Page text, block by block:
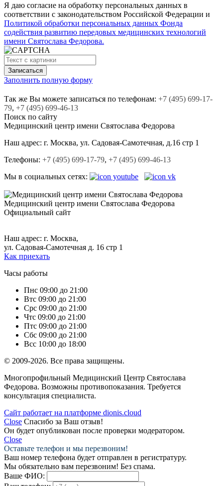
Я даю согласие на обработку персональных данных в
соответствии с законодательством Российской Федерации и
Политикой обработки персональных данных Фонда
содействия развитию передовых медицинских технологий
имени Святослава Федорова.
Заполнить полную форму
Так же Вы можете записаться по телефонам: +7 (495) 699-17-
79, +7 (495) 699-46-13
Поиск по сайту
Медицинский центр имени Святослава Федорова
Наш адрес: г. Москва, ул. Садовая-Cамотечная, д.16 стр 1
Телефоны: +7 (495) 699-17-79, +7 (495) 699-46-13
Мы в социальных сетях:
Медицинский центр имени Святослава Федорова
Официальный сайт
Наш адрес: г. Москва,
ул. Садовая-Самотечная д. 16 стр 1
Как приехать
Часы работы
Пнс 09:00 до 21:00
Втс 09:00 до 21:00
Срс 09:00 до 21:00
Чтс 09:00 до 21:00
Птс 09:00 до 21:00
Сбс 09:00 до 21:00
Всс 10:00 до 18:00
© 2009-2026. Все права защищены.
Многопрофильный Медицинский Центр Святослава
Федорова. Возможны противопоказания. Требуется
консультация специалиста.
Сайт работает на платформе dionis.cloud
Close Спасибо за Ваш отзыв!
Он будет опубликован после проверки модератором.
Close
Оставьте телефон и мы перезвоним!
Ваш номер телефона будет отправлен в регистратуру.
Мы обязательно вам перезвоним! Без спама.
Ваше ФИО: